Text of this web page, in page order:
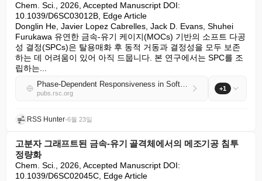
Chem. Sci., 2026, Accepted Manuscript DOI:
10.1039/D6SC03012B, Edge Article
Donglin He, Javier Lopez Cabrelles, Jack D. Evans, Shuhei
Furukawa 유연한 금속-유기 케이지(MOCs) 기반의 소프트 다공
성 결정(SPCs)은 탈용매화 후 동적 거동과 결정성을 모두 보존
하는 데 어려움이 있어 아직 드뭅니다. 본 연구에서는 SPC를 조
립하는...
Phase-Dependent Responsiveness in Soft Porous Crystals Assembled from Flexible Metal-Organic Cages
pubs.rsc.org
+1
RSS Hunter•6월 23일
고분자 그래프트된 금속-유기 골격체에서의 메조기공 침투
정량화
Chem. Sci., 2026, Accepted Manuscript DOI:
10.1039/D6SC02045C, Edge Article